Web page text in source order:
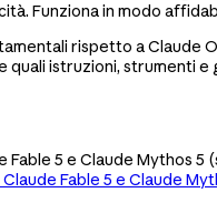
Funziona in modo
rispetto a Claude
istruzioni, strumenti
Fable 5 e Claude Mythos
Fable 5 e Claude